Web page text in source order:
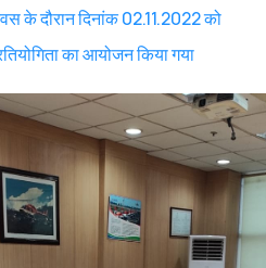
के दौरान दिनांक 02.11.2022 को
का आयोजन किया गया